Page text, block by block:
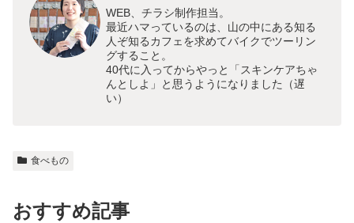
WEB、チラシ制作担当。
最近ハマっているのは、山の中にある知る
人ぞ知るカフェを求めてバイクでツーリン
グすること。
40代に入ってからやっと「スキンケアちゃ
んとしよ」と思うようになりました（遅
い）
食べもの
おすすめ記事